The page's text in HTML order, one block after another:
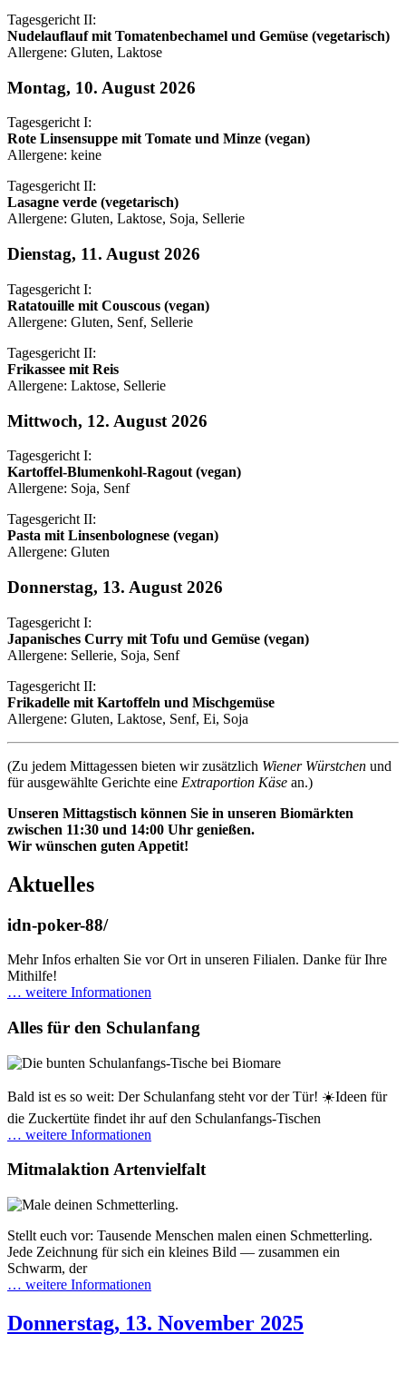
Tagesgericht II:
Nudelauflauf mit Tomatenbechamel und Gemüse (vegetarisch)
Allergene: Gluten, Laktose
Montag, 10. August 2026
Tagesgericht I:
Rote Linsensuppe mit Tomate und Minze (vegan)
Allergene: keine
Tagesgericht II:
Lasagne verde (vegetarisch)
Allergene: Gluten, Laktose, Soja, Sellerie
Dienstag, 11. August 2026
Tagesgericht I:
Ratatouille mit Couscous (vegan)
Allergene: Gluten, Senf, Sellerie
Tagesgericht II:
Frikassee mit Reis
Allergene: Laktose, Sellerie
Mittwoch, 12. August 2026
Tagesgericht I:
Kartoffel-Blumenkohl-Ragout (vegan)
Allergene: Soja, Senf
Tagesgericht II:
Pasta mit Linsenbolognese (vegan)
Allergene: Gluten
Donnerstag, 13. August 2026
Tagesgericht I:
Japanisches Curry mit Tofu und Gemüse (vegan)
Allergene: Sellerie, Soja, Senf
Tagesgericht II:
Frikadelle mit Kartoffeln und Mischgemüse
Allergene: Gluten, Laktose, Senf, Ei, Soja
(Zu jedem Mittagessen bieten wir zusätzlich Wiener Würstchen und
für ausgewählte Gerichte eine Extraportion Käse an.)
Unseren Mittagstisch können Sie in unseren Biomärkten
zwischen 11:30 und 14:00 Uhr genießen.
Wir wünschen guten Appetit!
Aktuelles
idn-poker-88/
Mehr Infos erhalten Sie vor Ort in unseren Filialen. Danke für Ihre
Mithilfe!
… weitere Informationen
Alles für den Schulanfang
Bald ist es so weit: Der Schulanfang steht vor der Tür! ☀️Ideen für
die Zuckertüte findet ihr auf den Schulanfangs-Tischen
… weitere Informationen
Mitmalaktion Artenvielfalt
Stellt euch vor: Tausende Menschen malen einen Schmetterling.
Jede Zeichnung für sich ein kleines Bild — zusammen ein
Schwarm, der
… weitere Informationen
Donnerstag, 13. November 2025